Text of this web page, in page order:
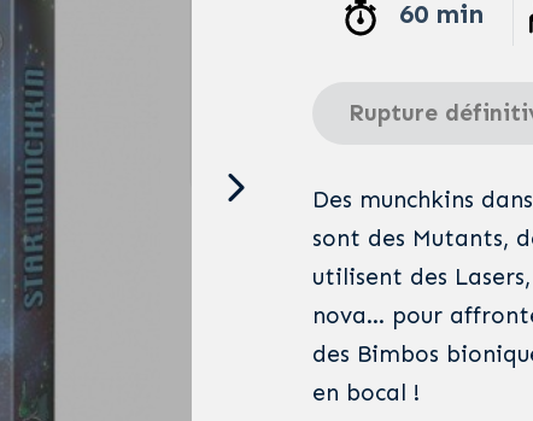
60 min
Rupture
Des munchkins
sont des Mutants,
utilisent des
nova… pour
des Bimbos
en bocal !